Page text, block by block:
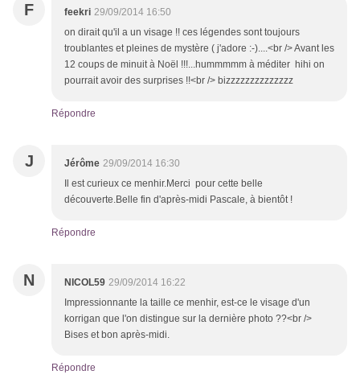
F feekri 29/09/2014 16:50
on dirait qu'il a un visage !! ces légendes sont toujours
troublantes et pleines de mystère ( j'adore :-)....<br /> Avant les
12 coups de minuit à Noël !!!...hummmmm à méditer hihi on
pourrait avoir des surprises !!<br /> bizzzzzzzzzzzzzz
Répondre
J Jérôme 29/09/2014 16:30
Il est curieux ce menhir.Merci pour cette belle
découverte.Belle fin d'après-midi Pascale, à bientôt !
Répondre
N NICOL59 29/09/2014 16:22
Impressionnante la taille ce menhir, est-ce le visage d'un
korrigan que l'on distingue sur la dernière photo ??<br />
Bises et bon après-midi.
Répondre